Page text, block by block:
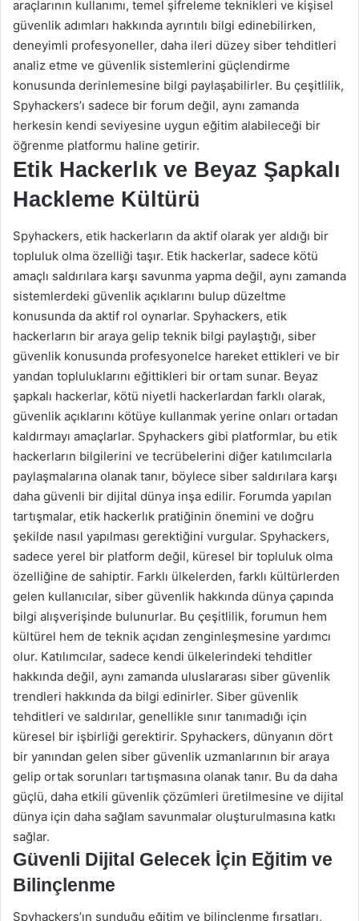
araçlarının kullanımı, temel şifreleme teknikleri ve kişisel
güvenlik adımları hakkında ayrıntılı bilgi edinebilirken,
deneyimli profesyoneller, daha ileri düzey siber tehditleri
analiz etme ve güvenlik sistemlerini güçlendirme
konusunda derinlemesine bilgi paylaşabilirler. Bu çeşitlilik,
Spyhackers’ı sadece bir forum değil, aynı zamanda
herkesin kendi seviyesine uygun eğitim alabileceği bir
öğrenme platformu haline getirir.
Etik Hackerlık ve Beyaz Şapkalı
Hackleme Kültürü
Spyhackers, etik hackerların da aktif olarak yer aldığı bir
topluluk olma özelliği taşır. Etik hackerlar, sadece kötü
amaçlı saldırılara karşı savunma yapma değil, aynı zamanda
sistemlerdeki güvenlik açıklarını bulup düzeltme
konusunda da aktif rol oynarlar. Spyhackers, etik
hackerların bir araya gelip teknik bilgi paylaştığı, siber
güvenlik konusunda profesyonelce hareket ettikleri ve bir
yandan topluluklarını eğittikleri bir ortam sunar. Beyaz
şapkalı hackerlar, kötü niyetli hackerlardan farklı olarak,
güvenlik açıklarını kötüye kullanmak yerine onları ortadan
kaldırmayı amaçlarlar. Spyhackers gibi platformlar, bu etik
hackerların bilgilerini ve tecrübelerini diğer katılımcılarla
paylaşmalarına olanak tanır, böylece siber saldırılara karşı
daha güvenli bir dijital dünya inşa edilir. Forumda yapılan
tartışmalar, etik hackerlık pratiğinin önemini ve doğru
şekilde nasıl yapılması gerektiğini vurgular. Spyhackers,
sadece yerel bir platform değil, küresel bir topluluk olma
özelliğine de sahiptir. Farklı ülkelerden, farklı kültürlerden
gelen kullanıcılar, siber güvenlik hakkında dünya çapında
bilgi alışverişinde bulunurlar. Bu çeşitlilik, forumun hem
kültürel hem de teknik açıdan zenginleşmesine yardımcı
olur. Katılımcılar, sadece kendi ülkelerindeki tehditler
hakkında değil, aynı zamanda uluslararası siber güvenlik
trendleri hakkında da bilgi edinirler. Siber güvenlik
tehditleri ve saldırılar, genellikle sınır tanımadığı için
küresel bir işbirliği gerektirir. Spyhackers, dünyanın dört
bir yanından gelen siber güvenlik uzmanlarının bir araya
gelip ortak sorunları tartışmasına olanak tanır. Bu da daha
güçlü, daha etkili güvenlik çözümleri üretilmesine ve dijital
dünya için daha sağlam savunmalar oluşturulmasına katkı
sağlar.
Güvenli Dijital Gelecek İçin Eğitim ve
Bilinçlenme
Spyhackers’ın sunduğu eğitim ve bilinçlenme fırsatları,